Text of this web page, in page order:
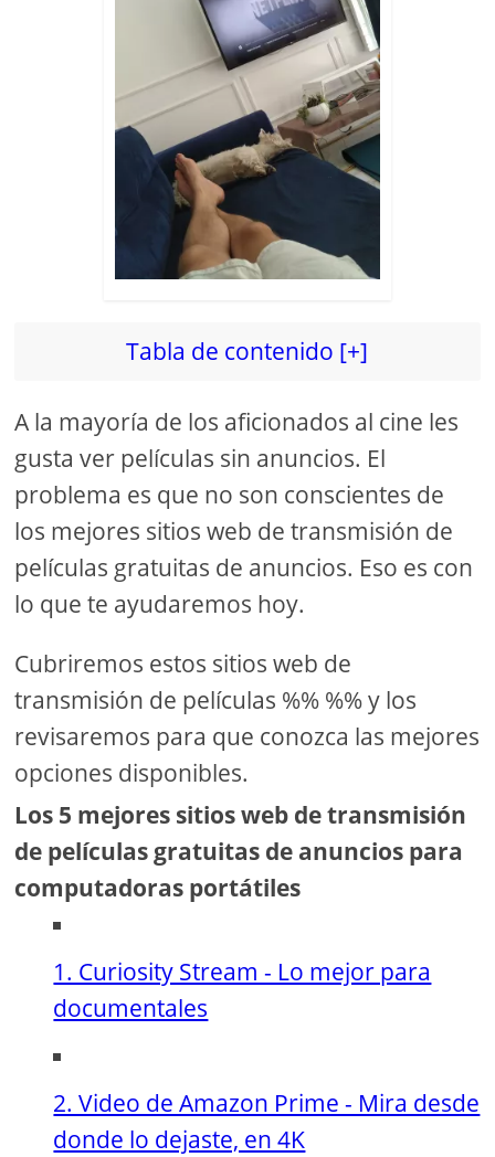
Tabla de contenido [+]
A la mayoría de los aficionados al cine les
gusta ver películas sin anuncios. El
problema es que no son conscientes de
los mejores sitios web de transmisión de
películas gratuitas de anuncios. Eso es con
lo que te ayudaremos hoy.
Cubriremos estos sitios web de
transmisión de películas %% %% y los
revisaremos para que conozca las mejores
opciones disponibles.
Los 5 mejores sitios web de transmisión
de películas gratuitas de anuncios para
computadoras portátiles
1. Curiosity Stream - Lo mejor para
documentales
2. Video de Amazon Prime - Mira desde
donde lo dejaste, en 4K